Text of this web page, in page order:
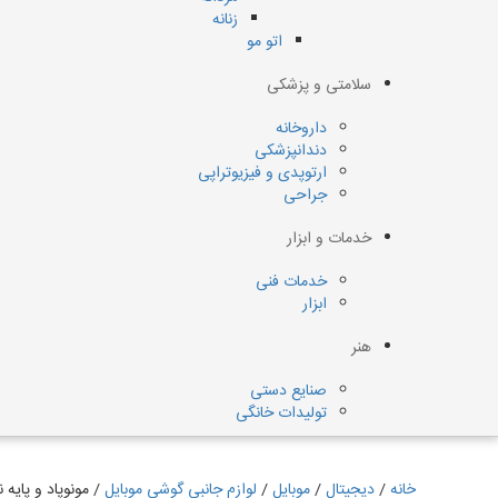
زنانه
اتو مو
سلامتی و پزشکی
داروخانه
دندانپزشکی
ارتوپدی و فیزیوتراپی
جراحی
خدمات و ابزار
خدمات فنی
ابزار
هنر
صنایع دستی
تولیدات خانگی
خانه/دیجیتال/موبایل/ لوازم جانبی گوشی موبایل/ مونوپاد و پایه